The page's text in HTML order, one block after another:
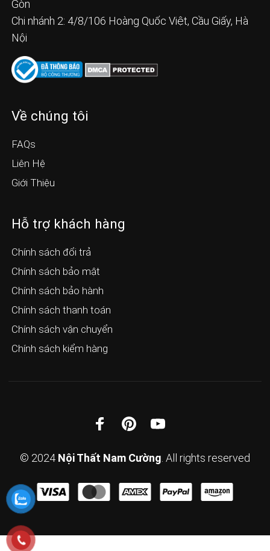
Gòn
Chi nhánh 2: 4/8/106 Hoàng Quốc Việt, Cầu Giấy, Hà
Nội
Về chúng tôi
FAQs
Liên Hệ
Giới Thiệu
Hỗ trợ khách hàng
Chính sách đổi trả
Chính sách bảo mật
Chính sách bảo hành
Chính sách thanh toán
Chính sách vận chuyển
Chính sách kiểm hàng
© 2024 Nội Thất Nam Cường. All rights reserved